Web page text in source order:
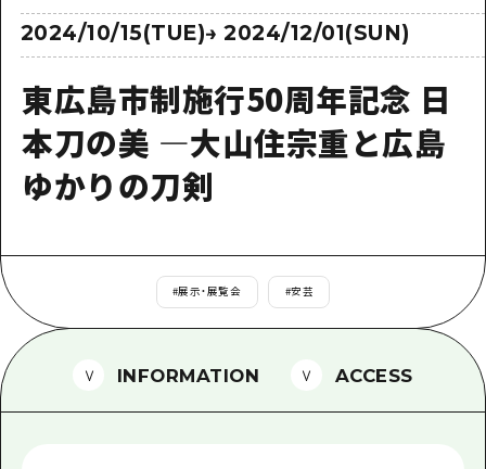
学び・体験
歴史・文化
癒し
自然
宮島周辺
山口県東部
弾丸
日帰り
1泊2日
2泊3日
山口県東部
愛媛県
島根県
施設の混雑状況のお知らせ
手荷物預かり・配送サービス
広島おもてなしパス
HIROSHIMA FREE Wi-Fi
広島県を訪れる外国人旅行者向け情報一
ボランティアガイド
ユニバーサルツーリズム
お問い合わせ
事業者・学校関係者の皆さま
2024/10/15(TUE)→2024/12/01(SUN)
東広島市制施行50周年記念 日
本刀の美 ―大山住宗重と広島
ゆかりの刀剣
#展示・展覧会 #安芸
INFORMATION ACCESS